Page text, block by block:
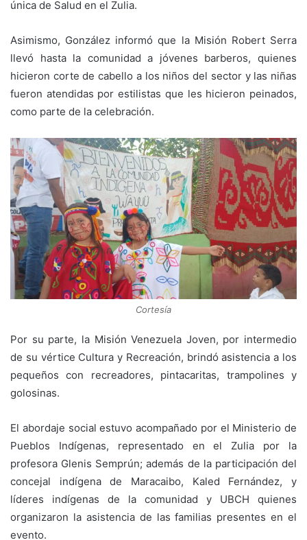
única de Salud en el Zulia.
Asimismo, González informó que la Misión Robert Serra
llevó hasta la comunidad a jóvenes barberos, quienes
hicieron corte de cabello a los niños del sector y las niñas
fueron atendidas por estilistas que les hicieron peinados,
como parte de la celebración.
Cortesía
Por su parte, la Misión Venezuela Joven, por intermedio
de su vértice Cultura y Recreación, brindó asistencia a los
pequeños con recreadores, pintacaritas, trampolines y
golosinas.
El abordaje social estuvo acompañado por el Ministerio de
Pueblos Indígenas, representado en el Zulia por la
profesora Glenis Semprún; además de la participación del
concejal indígena de Maracaibo, Kaled Fernández, y
líderes indígenas de la comunidad y UBCH quienes
organizaron la asistencia de las familias presentes en el
evento.